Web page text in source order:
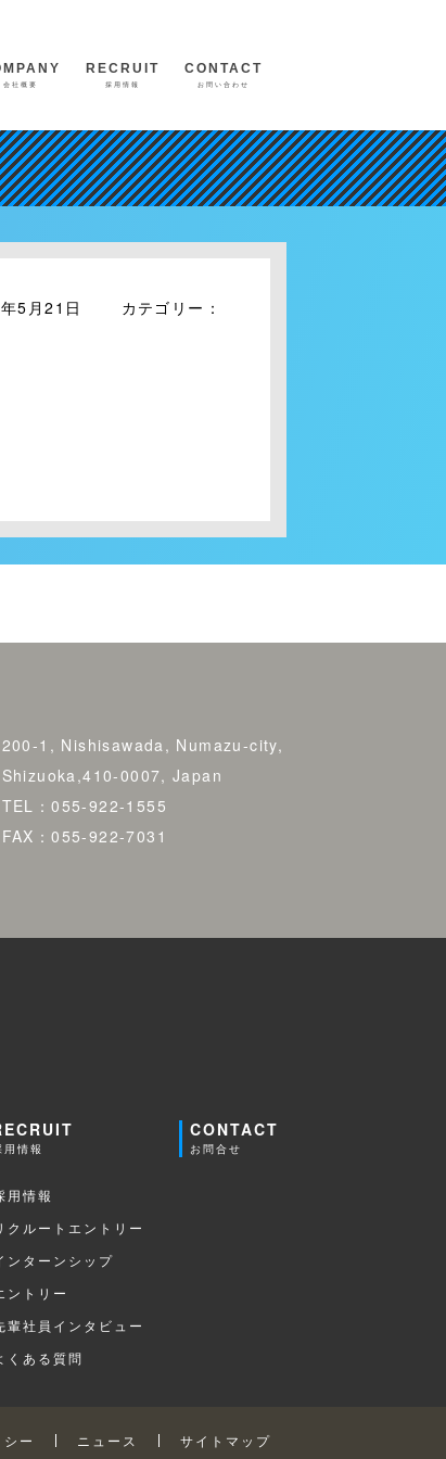
会社概要
RECRUIT
採用情報
CONTACT
お問い合わせ
5月21日 カテゴリー：
200-1, Nishisawada, Numazu-city,
Shizuoka,410-0007, Japan
TEL：055-922-1555
FAX：055-922-7031
用情報
用情報
クルートエントリー
ンターンシップ
ントリー
輩社員インタビュー
くある質問
CONTACT
お問合せ
ー ニュース サイトマップ